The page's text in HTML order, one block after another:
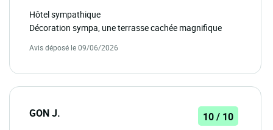
Hôtel sympathique
Décoration sympa, une terrasse cachée magnifique
Avis déposé le 09/06/2026
GON J. 10 / 10